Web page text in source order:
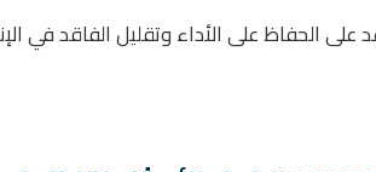
على الحفاظ على الأداء وتقليل الفاقد في